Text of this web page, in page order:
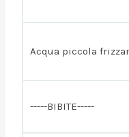
Acqua piccola
-----BIBITE-----